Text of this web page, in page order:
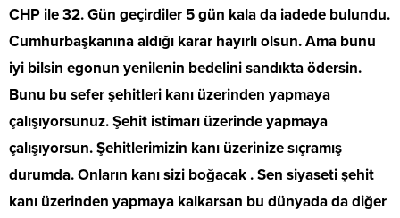
CHP ile 32. Gün geçirdiler 5 gün kala da iadede bulundu.
Cumhurbaşkanına aldığı karar hayırlı olsun. Ama bunu
iyi bilsin egonun yenilenin bedelini sandıkta ödersin.
Bunu bu sefer şehitleri kanı üzerinden yapmaya
çalışıyorsunuz. Şehit istimarı üzerinde yapmaya
çalışıyorsun. Şehitlerimizin kanı üzerinize sıçramış
durumda. Onların kanı sizi boğacak . Sen siyaseti şehit
kanı üzerinden yapmaya kalkarsan bu dünyada da diğer